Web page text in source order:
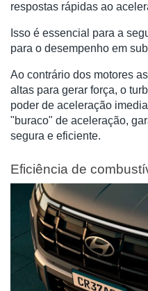
respostas rápidas ao
Isso é essencial para a
para o desempenho em
Ao contrário dos motores
altas para gerar força, o
poder de aceleração
"buraco" de aceleração,
segura e eficiente.
Eficiência de